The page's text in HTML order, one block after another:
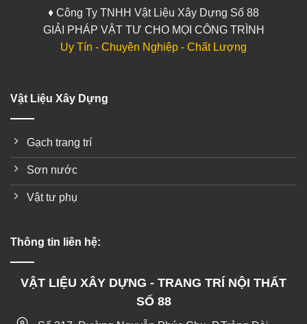
♦ Công Ty TNHH Vật Liệu Xây Dựng Số 88
GIẢI PHÁP VẬT TƯ CHO MỌI CÔNG TRÌNH
Uy Tín - Chuyên Nghiệp - Chất Lượng
Vật Liệu Xây Dựng
Gạch trang trí
Sơn nước
Vật tư phụ
Thông tin liên hệ:
VẬT LIỆU XÂY DỰNG - TRANG TRÍ NỘI THẤT
SỐ 88